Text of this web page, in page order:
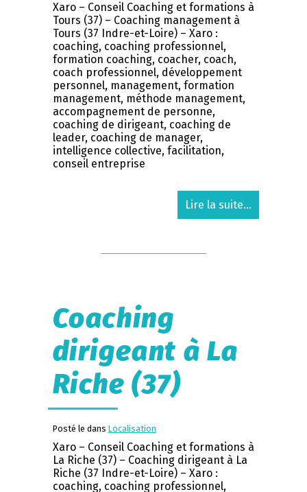
Xaro – Conseil Coaching et formations à
Tours (37) – Coaching management à
Tours (37 Indre-et-Loire) – Xaro :
coaching, coaching professionnel,
formation coaching, coacher, coach,
coach professionnel, développement
personnel, management, formation
management, méthode management,
accompagnement de personne,
coaching de dirigeant, coaching de
leader, coaching de manager,
intelligence collective, facilitation,
conseil entreprise
Lire la suite...
Coaching
dirigeant à La
Riche (37)
Posté le dans Localisation
Xaro – Conseil Coaching et formations à
La Riche (37) – Coaching dirigeant à La
Riche (37 Indre-et-Loire) – Xaro :
coaching, coaching professionnel,